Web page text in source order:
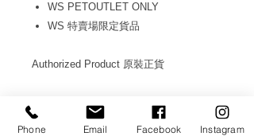
WS PETOUTLET ONLY
WS 特賣場限定貨品
Authorized Product 原裝正貨
AVAILABLE IN 選項: 75g
Phone Email Facebook Instagram